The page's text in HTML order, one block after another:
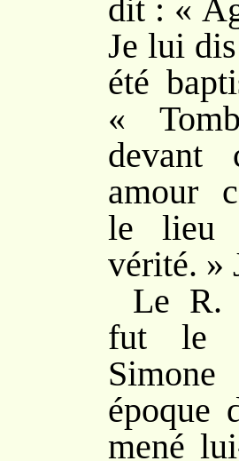
dit : «
Je lui
été
«
devant
amour
le lieu
vérité. »
Le R.
fut le
époque
mené